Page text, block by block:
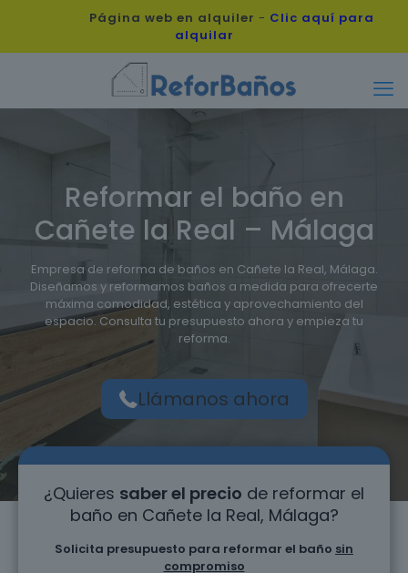
Página web en alquiler - Clic aquí para
alquilar
Reformar el baño en
Cañete la Real – Málaga
Empresa de reforma de baños en Cañete la Real, Málaga.
Diseñamos y reformamos baños a medida para ofrecerte
máxima comodidad, estética y aprovechamiento del
espacio. Consulta tu presupuesto ahora y empieza tu
reforma.
Llámanos ahora
¿Quieres saber el precio de reformar el
baño en Cañete la Real, Málaga?
Solicita presupuesto para reformar el baño sin
compromiso